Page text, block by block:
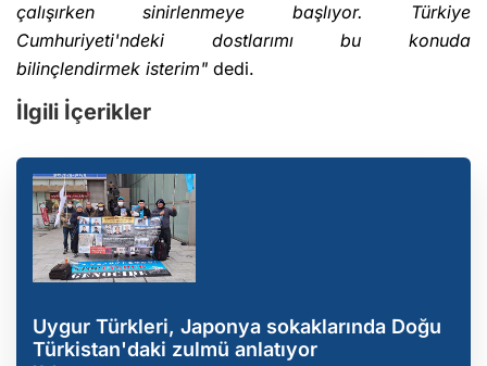
çalışırken sinirlenmeye başlıyor. Türkiye
Cumhuriyeti'ndeki dostlarımı bu konuda
bilinçlendirmek isterim" dedi.
İlgili İçerikler
Uygur Türkleri, Japonya sokaklarında Doğu
Türkistan'daki zulmü anlatıyor